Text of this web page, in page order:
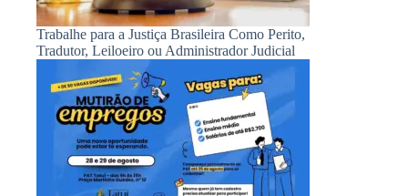
Trabalhe para a Justiça Brasileira Como Perito,
Tradutor, Leiloeiro ou Administrador Judicial